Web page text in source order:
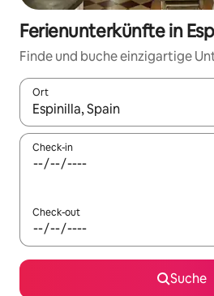
Ferienunterkünfte in
Finde und buche einzigartige
Ort
Wenn Ergebnisse verfügbar sind,
Check-in
Check-out
Suche